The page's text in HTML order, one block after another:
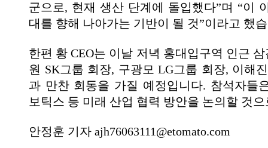
군으로, 현재 생산 단계에 돌입했다”며 “이
대를 향해 나아가는 기반이 될 것”이라고 했
한편 황 CEO는 이날 저녁 홍대입구역 인근
원 SK그룹 회장, 구광모 LG그룹 회장, 이해
과 만찬 회동을 가질 예정입니다. 참석자들
보틱스 등 미래 산업 협력 방안을 논의할 것
안정훈 기자 ajh76063111@etomato.com